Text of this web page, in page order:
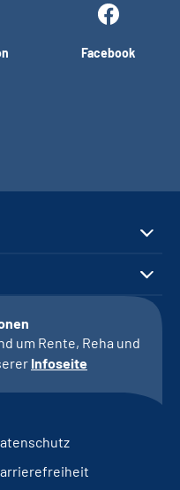
Facebook
um Rente, Reha und
Infoseite